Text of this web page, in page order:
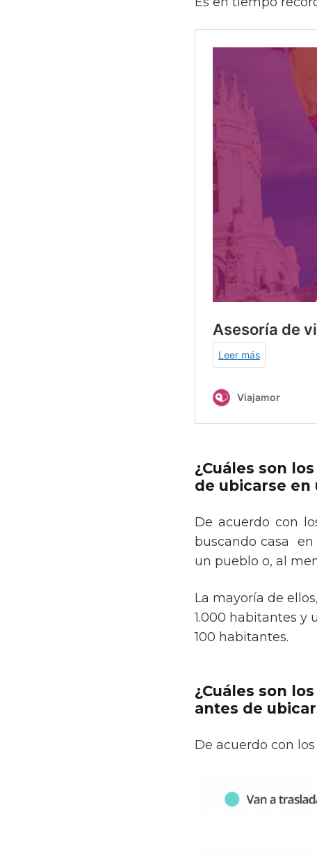
¿Cuáles son
de ubicarse en
De acuerdo con
buscando casa
un pueblo o, al
La mayoría de
1.000 habitantes y
100 habitantes.
¿Cuáles son
antes de
De acuerdo con